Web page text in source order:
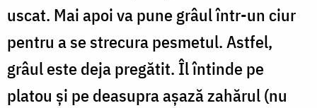
uscat. Mai apoi va pune grâul într-un ciur
pentru a se strecura pesmetul. Astfel,
grâul este deja pregătit. Îl întinde pe
platou și pe deasupra așază zahărul (nu